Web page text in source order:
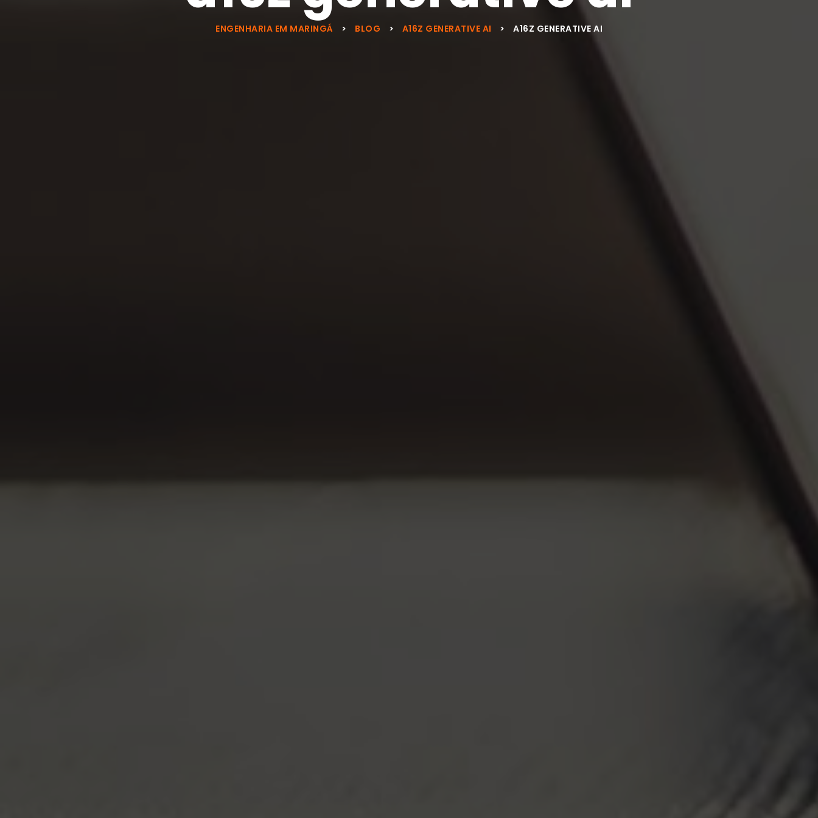
ENGENHARIA EM MARINGÁ > BLOG > A16Z GENERATIVE AI > A16Z GENERATIVE AI